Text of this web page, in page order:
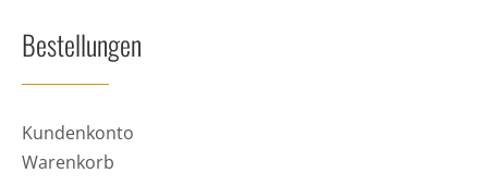
Bestellungen
Kundenkonto
Warenkorb